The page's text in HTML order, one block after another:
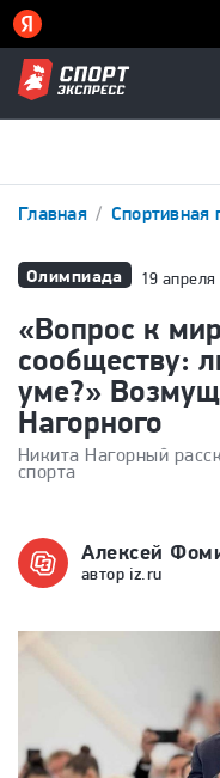
Главная Спортивная
Олимпиада 19
«Вопрос к
сообществу:
уме?»
Нагорного
Никита Нагорный
спорта
Алексей
автор iz.ru